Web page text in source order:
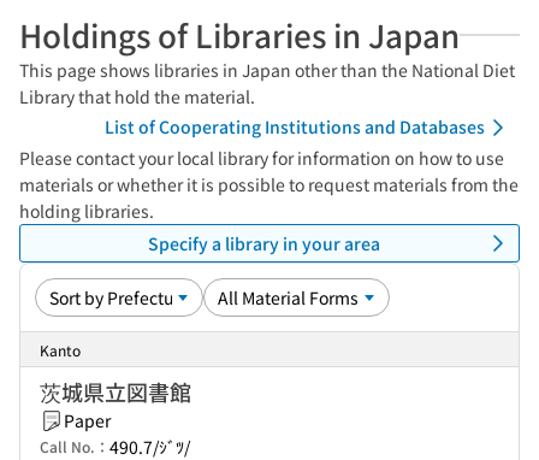
Holdings of Libraries in Japan
This page shows libraries in Japan other than the National Diet
Library that hold the material.
List of Cooperating Institutions and Databases
Please contact your local library for information on how to use
materials or whether it is possible to request materials from the
holding libraries.
Specify a library in your area
Kanto
茨城県立図書館
Paper
Call No.： 490.7/ｼﾞﾂ/